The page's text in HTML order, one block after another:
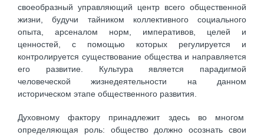
своеобразный управляющий центр всего общественной
жизни, будучи тайником коллективного социального
опыта, арсеналом норм, императивов, целей и
ценностей, с помощью которых регулируется и
контролируется существование общества и направляется
его развитие. Культура является парадигмой
человеческой жизнедеятельности на данном
историческом этапе общественного развития.
Духовному фактору принадлежит здесь во многом
определяющая роль: общество должно осознать свои